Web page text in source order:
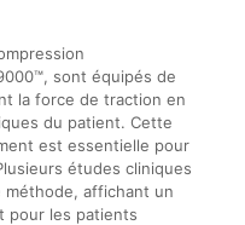
sont équipés de
la force de traction en
du patient. Cette
est essentielle pour
études cliniques
méthode, affichant un
pour les patients